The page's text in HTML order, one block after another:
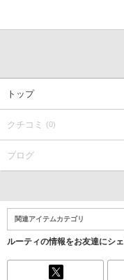
トップ
クチコミ (0)
ブログ
関連アイテムカテゴリ
ルーティの情報をお友達にシ